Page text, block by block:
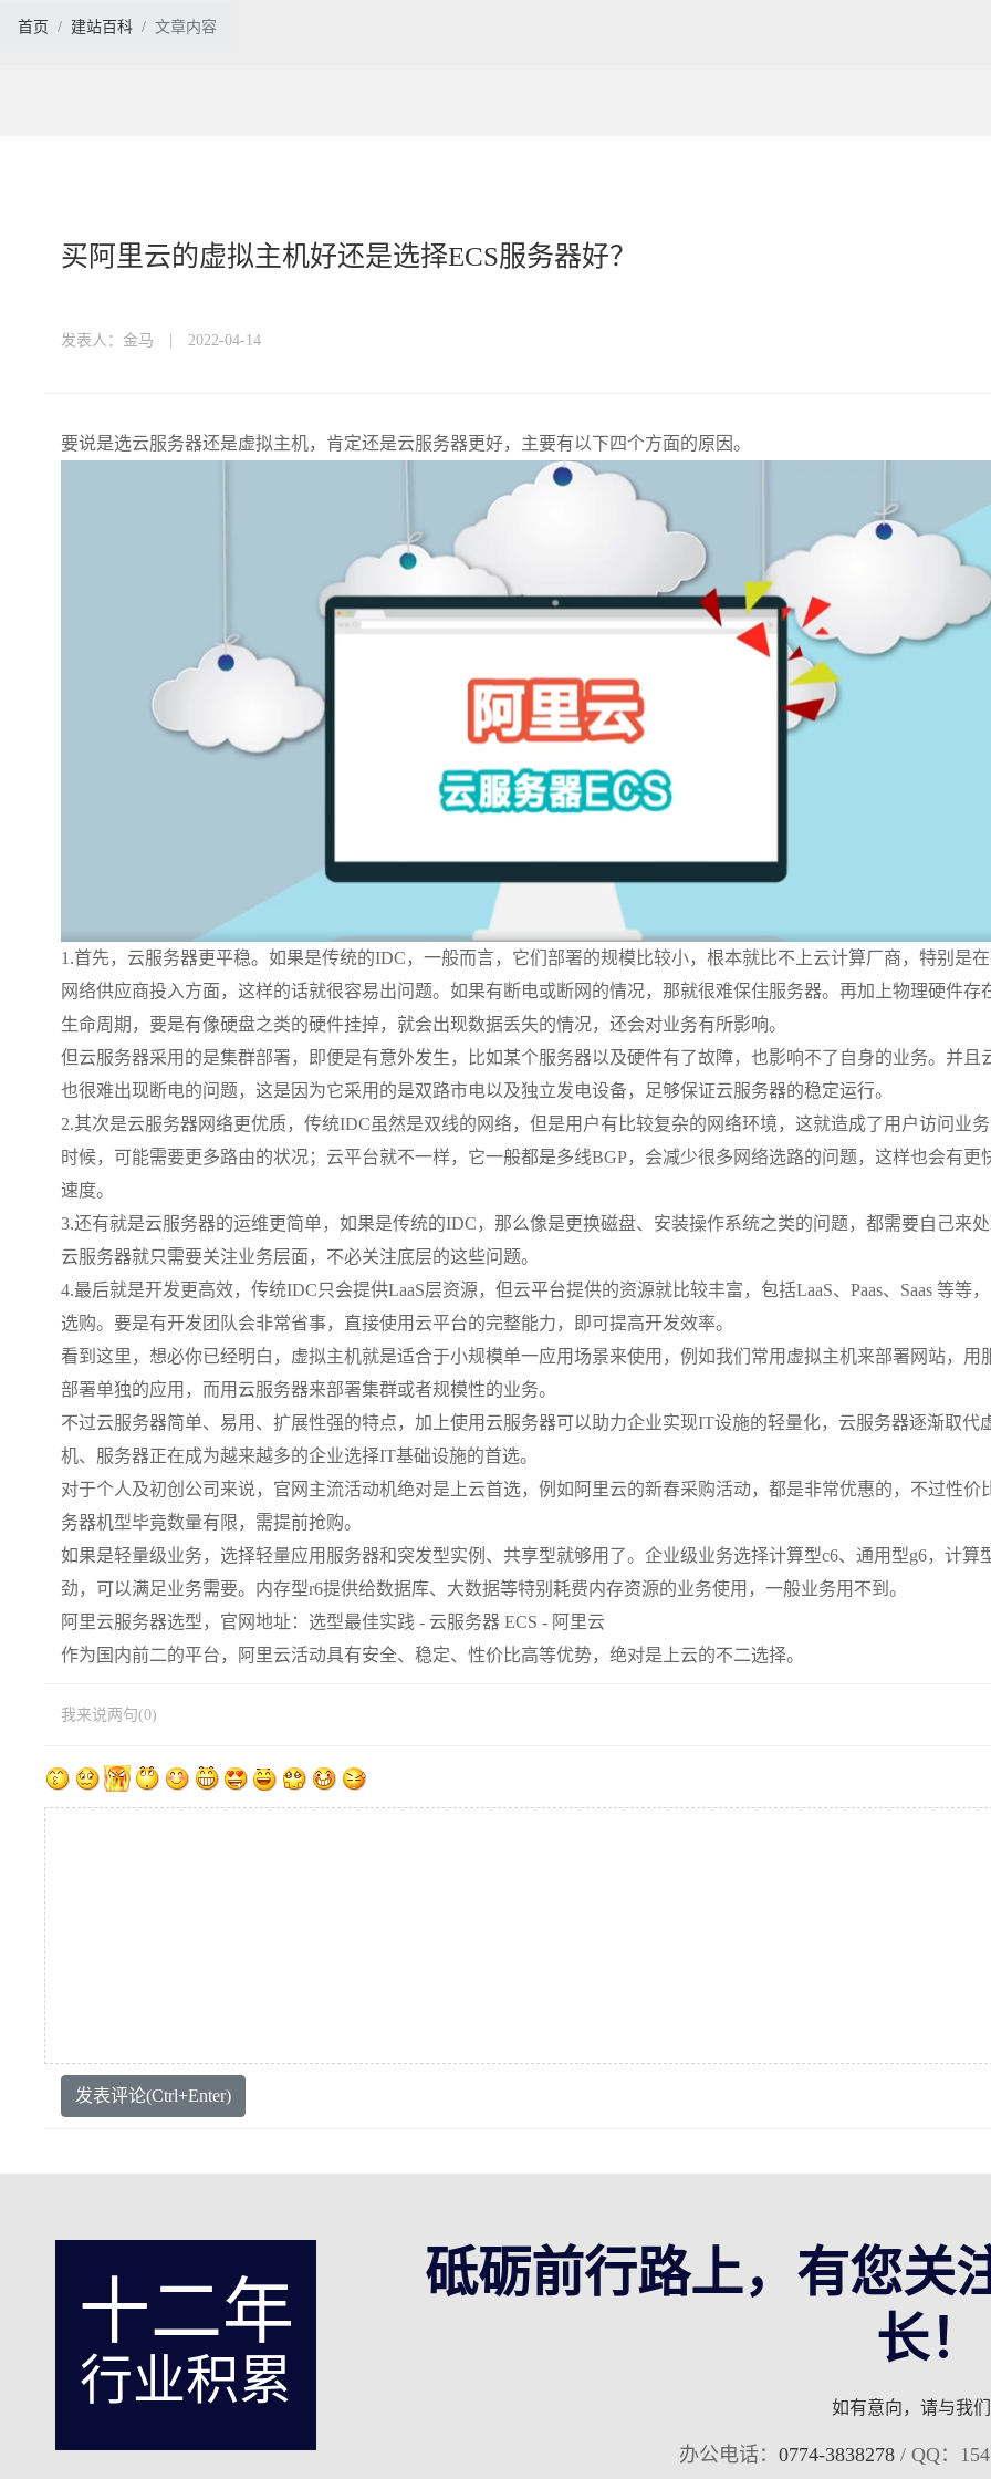
首页 建站百科 文章内容
买阿里云的虚拟主机好还是选择ECS服务器好？
发表人：金马 | 2022-04-14
要说是选云服务器还是虚拟主机，肯定还是云服务器更好，主要有以下四个方面的原因。
1.首先，云服务器更平稳。如果是传统的IDC，一般而言，它们部署的规模比较小，根本就比不上云计算厂商，特别是
网络供应商投入方面，这样的话就很容易出问题。如果有断电或断网的情况，那就很难保住服务器。再加上物理硬件存
生命周期，要是有像硬盘之类的硬件挂掉，就会出现数据丢失的情况，还会对业务有所影响。
但云服务器采用的是集群部署，即便是有意外发生，比如某个服务器以及硬件有了故障，也影响不了自身的业务。并且
也很难出现断电的问题，这是因为它采用的是双路市电以及独立发电设备，足够保证云服务器的稳定运行。
2.其次是云服务器网络更优质，传统IDC虽然是双线的网络，但是用户有比较复杂的网络环境，这就造成了用户访问业
时候，可能需要更多路由的状况；云平台就不一样，它一般都是多线BGP，会减少很多网络选路的问题，这样也会有更
速度。
3.还有就是云服务器的运维更简单，如果是传统的IDC，那么像是更换磁盘、安装操作系统之类的问题，都需要自己来
云服务器就只需要关注业务层面，不必关注底层的这些问题。
4.最后就是开发更高效，传统IDC只会提供LaaS层资源，但云平台提供的资源就比较丰富，包括LaaS、Paas、Saas 等等
选购。要是有开发团队会非常省事，直接使用云平台的完整能力，即可提高开发效率。
看到这里，想必你已经明白，虚拟主机就是适合于小规模单一应用场景来使用，例如我们常用虚拟主机来部署网站，用
部署单独的应用，而用云服务器来部署集群或者规模性的业务。
不过云服务器简单、易用、扩展性强的特点，加上使用云服务器可以助力企业实现IT设施的轻量化，云服务器逐渐取代
机、服务器正在成为越来越多的企业选择IT基础设施的首选。
对于个人及初创公司来说，官网主流活动机绝对是上云首选，例如阿里云的新春采购活动，都是非常优惠的，不过性价
务器机型毕竟数量有限，需提前抢购。
如果是轻量级业务，选择轻量应用服务器和突发型实例、共享型就够用了。企业级业务选择计算型c6、通用型g6，计算
劲，可以满足业务需要。内存型r6提供给数据库、大数据等特别耗费内存资源的业务使用，一般业务用不到。
阿里云服务器选型，官网地址：选型最佳实践 - 云服务器 ECS - 阿里云
作为国内前二的平台，阿里云活动具有安全、稳定、性价比高等优势，绝对是上云的不二选择。
我来说两句(0)
发表评论(Ctrl+Enter)
十二年
行业积累
砥砺前行路上，有您关
长！
如有意向，请与我
办公电话： 0774-3838278/ QQ：